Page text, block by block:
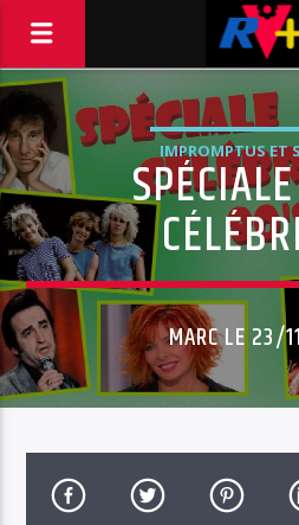
RADIO
POUR ET
IMPROMPTUS ET
MARC LE 23/